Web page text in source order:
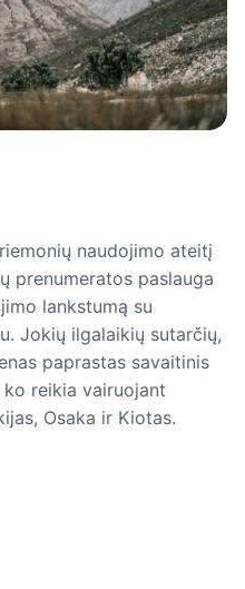
naudojimo ateitį
prenumeratos paslauga
lankstumą su
Jokių ilgalaikių sutarčių,
paprastas savaitinis
reikia vairuojant
Osaka ir Kiotas.